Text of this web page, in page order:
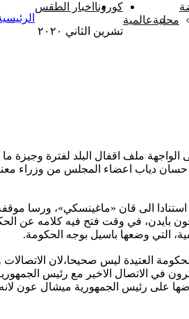
محليةعالمية
كورونا اخبار الطقس
تشرين الثاني ٢٠٢٠
ملف اقفال البلد لفترة وجيزة
دياب اعضاء المجلس من وزراء
استنادا الى قان «ماغينسكي»، ورسا
بايدن، في وقت فتح فيه كلامه عن
التي وضعها باسيل بوجه الحكومة.
العتيدة ليس صحيحا،لان الاتصالات
في الاتصال الاخير مع رئيس
على رئيس الجمهورية ميشال عون